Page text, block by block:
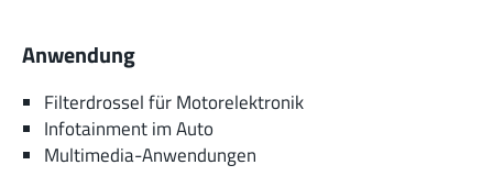
Anwendung
Filterdrossel für Motorelektronik
Infotainment im Auto
Multimedia-Anwendungen